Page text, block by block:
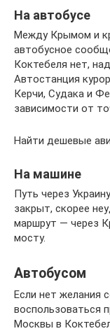
На автобусе
Между Крымом и
автобусное
Коктебеля нет,
Автостанция
Керчи, Судака и
зависимости от
Найти дешевые
На машине
Путь через
закрыт, скорее
маршрут — через
мосту.
Автобусом
Если нет желания
воспользоваться
Москвы в